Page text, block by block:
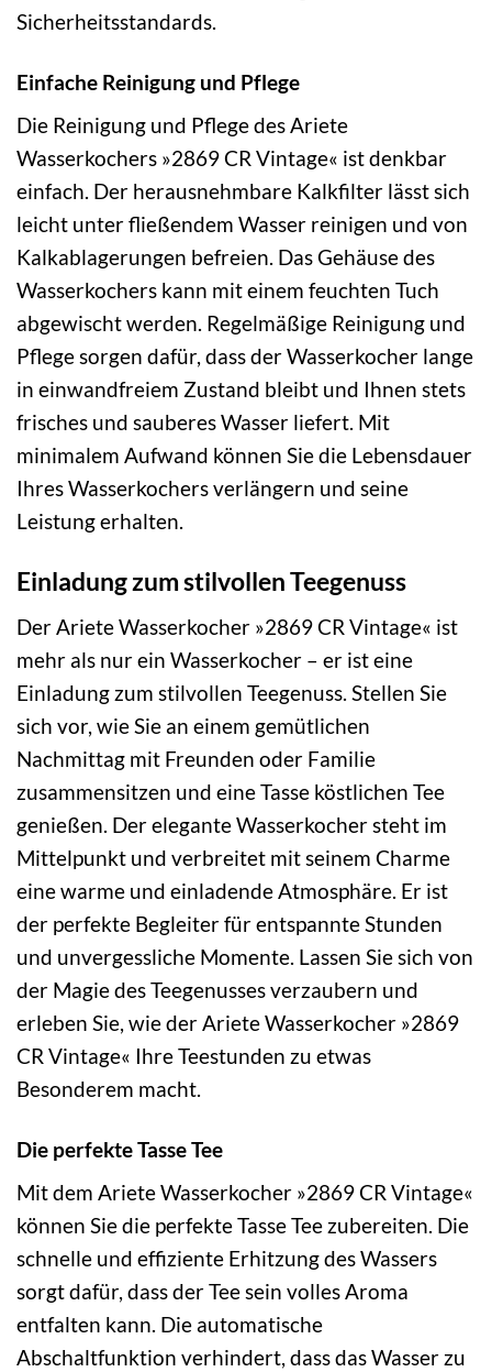
Sicherheitsstandards.
Einfache Reinigung und Pflege
Die Reinigung und Pflege des Ariete
Wasserkochers »2869 CR Vintage« ist denkbar
einfach. Der herausnehmbare Kalkfilter lässt sich
leicht unter fließendem Wasser reinigen und von
Kalkablagerungen befreien. Das Gehäuse des
Wasserkochers kann mit einem feuchten Tuch
abgewischt werden. Regelmäßige Reinigung und
Pflege sorgen dafür, dass der Wasserkocher lange
in einwandfreiem Zustand bleibt und Ihnen stets
frisches und sauberes Wasser liefert. Mit
minimalem Aufwand können Sie die Lebensdauer
Ihres Wasserkochers verlängern und seine
Leistung erhalten.
Einladung zum stilvollen Teegenuss
Der Ariete Wasserkocher »2869 CR Vintage« ist
mehr als nur ein Wasserkocher – er ist eine
Einladung zum stilvollen Teegenuss. Stellen Sie
sich vor, wie Sie an einem gemütlichen
Nachmittag mit Freunden oder Familie
zusammensitzen und eine Tasse köstlichen Tee
genießen. Der elegante Wasserkocher steht im
Mittelpunkt und verbreitet mit seinem Charme
eine warme und einladende Atmosphäre. Er ist
der perfekte Begleiter für entspannte Stunden
und unvergessliche Momente. Lassen Sie sich von
der Magie des Teegenusses verzaubern und
erleben Sie, wie der Ariete Wasserkocher »2869
CR Vintage« Ihre Teestunden zu etwas
Besonderem macht.
Die perfekte Tasse Tee
Mit dem Ariete Wasserkocher »2869 CR Vintage«
können Sie die perfekte Tasse Tee zubereiten. Die
schnelle und effiziente Erhitzung des Wassers
sorgt dafür, dass der Tee sein volles Aroma
entfalten kann. Die automatische
Abschaltfunktion verhindert, dass das Wasser zu